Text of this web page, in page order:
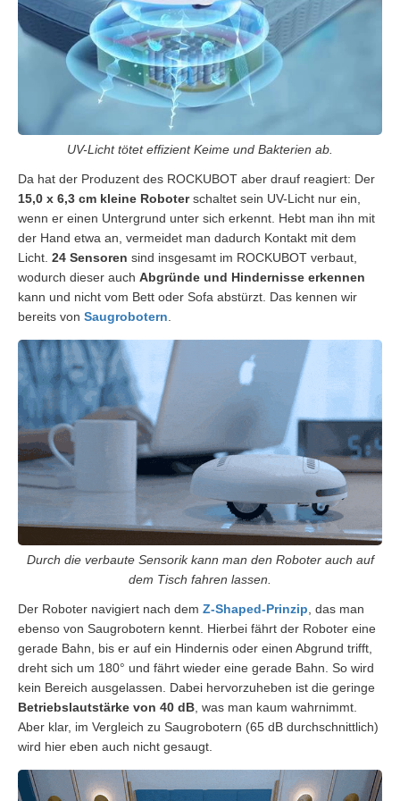
UV-Licht tötet effizient Keime und Bakterien ab.
Da hat der Produzent des ROCKUBOT aber drauf reagiert: Der
15,0 x 6,3 cm kleine Roboterschaltet sein UV-Licht nur ein,
wenn er einen Untergrund unter sich erkennt. Hebt man ihn mit
der Hand etwa an, vermeidet man dadurch Kontakt mit dem
Licht. 24 Sensoren sind insgesamt im ROCKUBOT verbaut,
wodurch dieser auch Abgründe und Hindernisse erkennen
kann und nicht vom Bett oder Sofa abstürzt. Das kennen wir
bereits von Saugrobotern
Durch die verbaute Sensorik kann man den Roboter auch auf
dem Tisch fahren lassen.
Der Roboter navigiert nach dem Z-Shaped-Prinzip , das man
ebenso von Saugrobotern kennt. Hierbei fährt der Roboter eine
gerade Bahn, bis er auf ein Hindernis oder einen Abgrund trifft,
dreht sich um 180° und fährt wieder eine gerade Bahn. So wird
kein Bereich ausgelassen. Dabei hervorzuheben ist die geringe
Betriebslautstärke von 40 dB , was man kaum wahrnimmt.
Aber klar, im Vergleich zu Saugrobotern (65 dB durchschnittlich)
wird hier eben auch nicht gesaugt.